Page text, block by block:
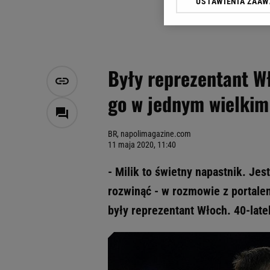
Były reprezentant
go w jednym
BR, napolimagazine.com
11 maja 2020, 11:40
- Milik to świetny napastnik.
rozwinąć - w rozmowie z
były reprezentant Włoch. 40-
Klikając „Akceptuję”
Zaufanych Partnerów i
My, nasi Zaufani
Przechowywanie